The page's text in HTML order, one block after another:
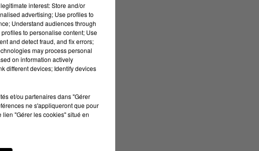
interest: Store and/or
advertising; Use profiles to
Understand audiences through
to personalise content; Use
and detect fraud, and fix errors;
may process personal
on information actively
different devices; Identify devices
et/ou partenaires dans "Gérer
ne s'appliqueront que pour
"Gérer les cookies" situé en